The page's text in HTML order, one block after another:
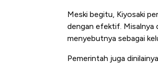
Meski begitu, Kiyosaki
dengan efektif. Misalnya
menyebutnya sebagai
Pemerintah juga